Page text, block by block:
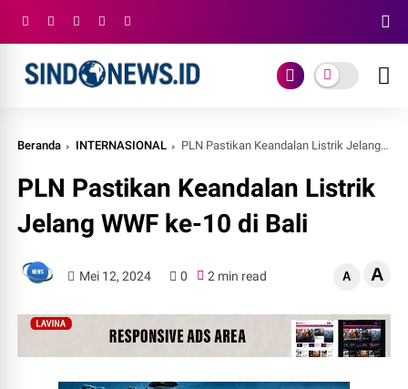
Beranda INTERNASIONAL PLN Pastikan Keandalan Listrik Jelang WWF ke-10 di Bali
PLN Pastikan Keandalan Listrik
Jelang WWF ke-10 di Bali
Mei 12, 2024 0 2 min read A A